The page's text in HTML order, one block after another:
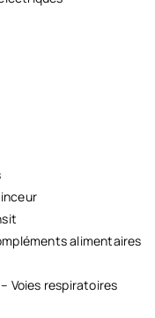
alimentaires
Voies respiratoires